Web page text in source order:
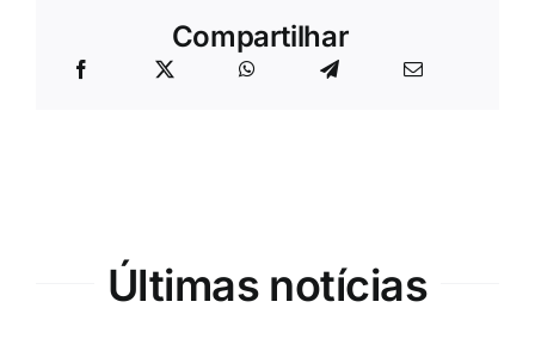
Compartilhar
Últimas notícias